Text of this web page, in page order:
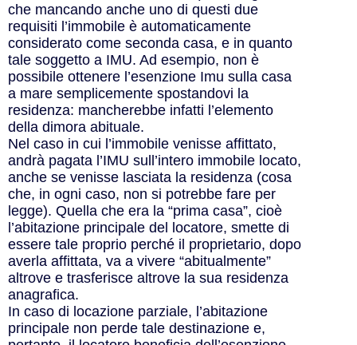
che mancando anche uno di questi due
requisiti l’immobile è automaticamente
considerato come seconda casa, e in quanto
tale soggetto a IMU. Ad esempio, non è
possibile ottenere l’esenzione Imu sulla casa
a mare semplicemente spostandovi la
residenza: mancherebbe infatti l’elemento
della dimora abituale.
Nel caso in cui l’immobile venisse affittato,
andrà pagata l’IMU sull’intero immobile locato,
anche se venisse lasciata la residenza (cosa
che, in ogni caso, non si potrebbe fare per
legge). Quella che era la “prima casa”, cioè
l’abitazione principale del locatore, smette di
essere tale proprio perché il proprietario, dopo
averla affittata, va a vivere “abitualmente”
altrove e trasferisce altrove la sua residenza
anagrafica.
In caso di locazione parziale, l’abitazione
principale non perde tale destinazione e,